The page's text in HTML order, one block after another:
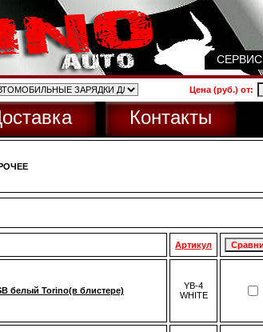
СЕРВИС
Цена (руб.) от:
Контакты
Артикул
белый Torino(в блистере)
YB-4
WHITE